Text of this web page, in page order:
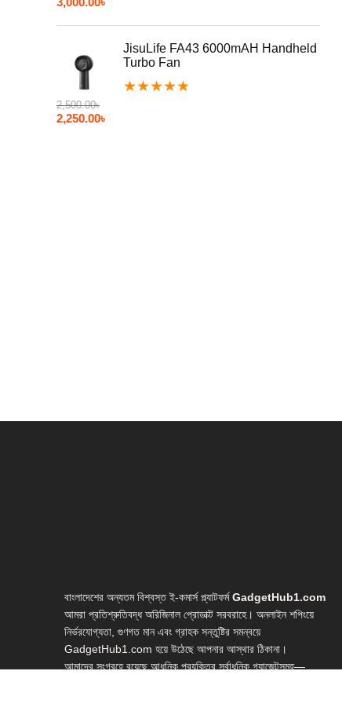
JisuLife FA43 6000mAH Handheld
Turbo Fan
★★★★★
2,500.00৳
2,250.00৳
বাংলাদেশের অন্যতম বিশ্বস্ত ই-কমার্স প্ল্যাটফর্মGadgetHub1.com
আমরা প্রতিশ্রুতিবদ্ধ অরিজিনাল প্রোডাক্ট সরবরাহে। অনলাইন শপিংয়ে
নির্ভরযোগ্যতা, গুণগত মান এবং গ্রাহক সন্তুষ্টির সমন্বয়ে
GadgetHub1.com হয়ে উঠেছে আপনার আস্থার ঠিকানা।
আমাদের সংগ্রহে রয়েছে আধুনিক প্রযুক্তির সর্বাধুনিক গ্যাজেটসমূহ—